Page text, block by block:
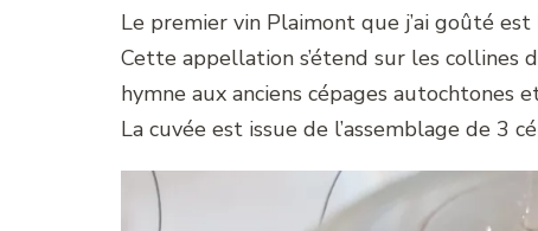
Le premier vin Plaimont que j’ai goûté
Cette appellation s’étend sur les collines
hymne aux anciens cépages autochtones
La cuvée est issue de l’assemblage de 3